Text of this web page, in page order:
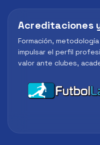
Acreditaciones
Formación,
impulsar el perfil
valor ante clubes,